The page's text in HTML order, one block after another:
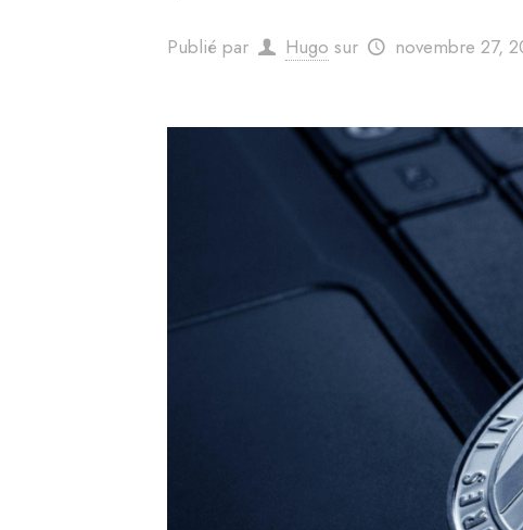
Publié par Hugo sur novembre 27,